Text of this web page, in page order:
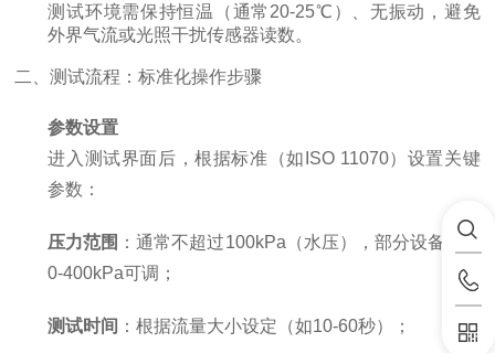
测试环境需保持恒温（通常20-25℃）、无振动，避免
外界气流或光照干扰传感器读数。
二、测试流程：标准化操作步骤
参数设置
进入测试界面后，根据标准（如ISO 11070）设置关键
参数：
压力范围 ：通常不超过100kPa（水压），部分设备支持
0-400kPa可调；
测试时间 ：根据流量大小设定（如10-60秒）；